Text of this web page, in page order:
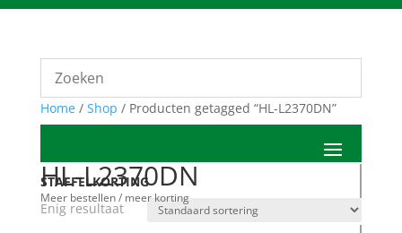
STAFFELKORTING
Meer bestellen / meer korting
Home/ Shop / Producten getagged “HL-L2370DN”
HL-L2370DN
Enig resultaat